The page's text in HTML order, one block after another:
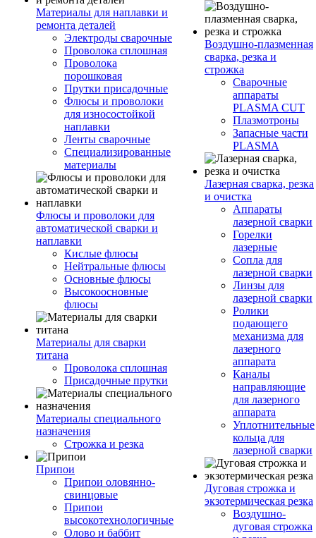
Материалы для наплавки и
ремонта деталей
Электроды сварочные
Проволока сплошная
Проволока
порошковая
Прутки присадочные
Флюсы и проволоки
для износостойкой
наплавки
Ленты сварочные
Специализированные
материалы
Флюсы и проволоки для
автоматической сварки и
наплавки
Кислые флюсы
Нейтральные флюсы
Основные флюсы
Высокоосновные
флюсы
Материалы для сварки
титана
Проволока сплошная
Присадочные прутки
Материалы специального
назначения
Строжка и резка
Припои
Припои оловянно-
свинцовые
Припои
высокотехнологичные
Олово и баббит
Воздушно-плазменная
сварка, резка и
строжка
Сварочные
аппараты
PLASMA CUT
Плазмотроны
Запасные части
PLASMA
Лазерная сварка, резка
и очистка
Аппараты
лазерной сварки
Горелки
лазерные
Сопла для
лазерной сварки
Линзы для
лазерной сварки
Ролики
подающего
механизма для
лазерного
аппарата
Каналы
направляющие
для лазерного
аппарата
Уплотнительные
кольца для
лазерной сварки
Дуговая строжка и
экзотермическая резка
Воздушно-
дуговая строжка